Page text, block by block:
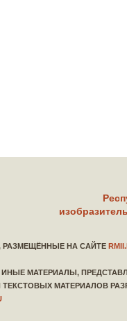
НА САЙТЕ
ИНЫЕ МАТЕРИАЛЫ,
МАТЕРИАЛОВ